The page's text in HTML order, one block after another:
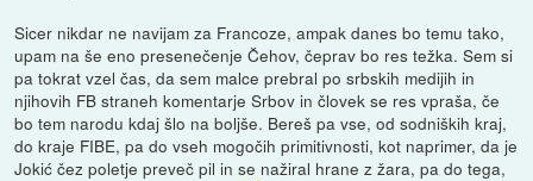
Sicer nikdar ne navijam za Francoze, ampak danes bo temu tako,
upam na še eno presenečenje Čehov, čeprav bo res težka. Sem si
pa tokrat vzel čas, da sem malce prebral po srbskih medijih in
njihovih FB straneh komentarje Srbov in človek se res vpraša, če
bo tem narodu kdaj šlo na boljše. Bereš pa vse, od sodniških kraj,
do kraje FIBE, pa do vseh mogočih primitivnosti, kot naprimer, da je
Jokić čez poletje preveč pil in se nažiral hrane z žara, pa do tega,